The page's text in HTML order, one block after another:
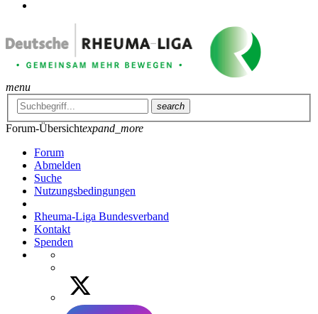
menu
search
Forum-Übersichtexpand_more
Forum
Abmelden
Suche
Nutzungsbedingungen
Rheuma-Liga Bundesverband
Kontakt
Spenden